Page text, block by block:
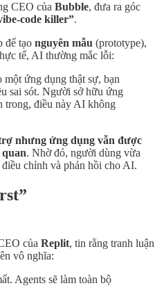
CEO của Bubble, đưa ra góc
code killer”.
để tạo nguyên mẫu (prototype),
tế, AI thường mắc lỗi:
một ứng dụng thật sự, bạn
sai sót. Người sở hữu ứng
trong, điều này AI không
nhưng ứng dụng vẫn được
. Nhờ đó, người dùng vừa
chỉnh và phản hồi cho AI.
của Replit, tin rằng tranh luận
vô nghĩa:
Agents sẽ làm toàn bộ